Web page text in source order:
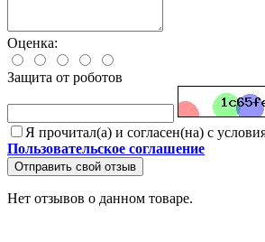
Оценка:
Защита от роботов
Я прочитал(а) и согласен(на) с
Пользовательское соглашение
Отправить свой отзыв
Нет отзывов о данном товаре.